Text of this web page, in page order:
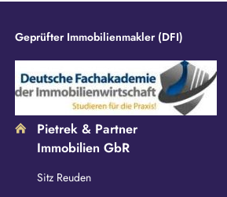
Geprüfter Immobilienmakler (DFI)
Pietrek & Partner
Immobilien GbR
Sitz Reuden